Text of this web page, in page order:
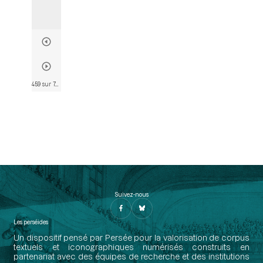
459 sur 746
Suivez-nous
Les perséides
Un dispositif pensé par Persée pour la valorisation de corpus
textuels et iconographiques numérisés construits en
partenariat avec des équipes de recherche et des institutions